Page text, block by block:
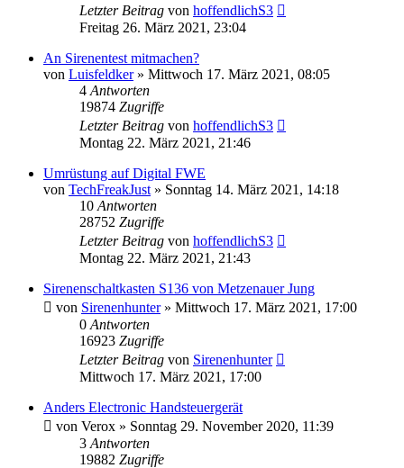
Letzter Beitrag von hoffendlichS3
Freitag 26. März 2021, 23:04
An Sirenentest mitmachen?
von Luisfeldker» Mittwoch 17. März 2021, 08:05
4 Antworten
19874 Zugriffe
Letzter Beitrag von hoffendlichS3
Montag 22. März 2021, 21:46
Umrüstung auf Digital FWE
von TechFreakJust » Sonntag 14. März 2021, 14:18
10 Antworten
28752 Zugriffe
Letzter Beitrag von hoffendlichS3
Montag 22. März 2021, 21:43
Sirenenschaltkasten S136 von Metzenauer Jung
von Sirenenhunter» Mittwoch 17. März 2021, 17:00
0 Antworten
16923 Zugriffe
Letzter Beitrag von Sirenenhunter
Mittwoch 17. März 2021, 17:00
Anders Electronic Handsteuergerät
von Verox » Sonntag 29. November 2020, 11:39
3 Antworten
19882 Zugriffe